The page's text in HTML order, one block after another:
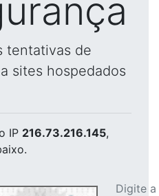
tentativas de
sites hospedados
IP 216.73.216.145,
Digite